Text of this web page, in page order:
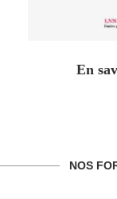
En
NOS